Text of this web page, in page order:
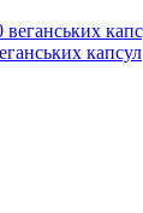
капсул